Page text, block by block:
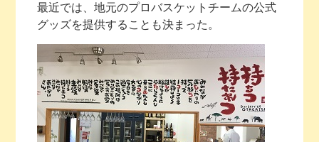
最近では、地元のプロバスケットチームの公式
グッズを提供することも決まった。